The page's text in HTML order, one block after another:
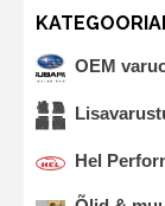
OEM
Hel